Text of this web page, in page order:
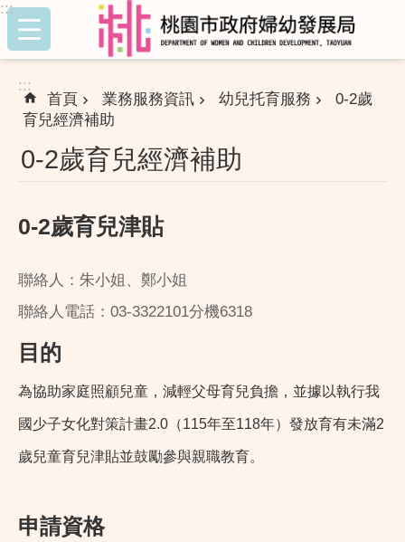
跳到主要內容區塊
:::
:::
首頁 業務服務資訊 幼兒托育服務
0-2歲
育兒經濟補助
0-2歲育兒經濟補助
0-2歲育兒津貼
聯絡人：朱小姐、鄭小姐
聯絡人電話：03-3322101分機6318
目的
為協助家庭照顧兒童，減輕父母育兒負擔，並據以執行我
國少子女化對策計畫2.0（115年至118年）發放育有未滿2
歲兒童育兒津貼並鼓勵參與親職教育。
申請資格